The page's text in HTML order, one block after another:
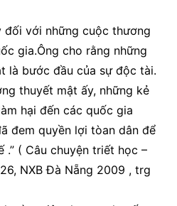
đối với những cuộc thương
gia.Ông cho rằng những
là bước đầu của sự độc tài.
thuyết mật ấy, những kẻ
hại đến các quốc gia
đem quyền lợi tòan dân để
( Câu chuyện triết học –
NXB Đà Nẵng 2009 , trg